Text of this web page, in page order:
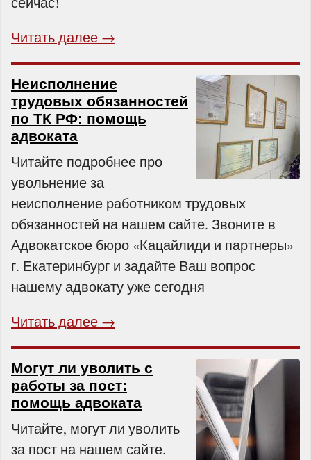
Читать далее →
Неисполнение
трудовых обязанностей
по ТК РФ: помощь
адвоката
Читайте подробнее про
увольнение за
неисполнение работником трудовых
обязанностей на нашем сайте. Звоните в
Адвокатское бюро «Кацайлиди и партнеры»
г. Екатеринбург и задайте Ваш вопрос
нашему адвокату уже сегодня
Читать далее →
Могут ли уволить с
работы за пост:
помощь адвоката
Читайте, могут ли уволить
за пост на нашем сайте.